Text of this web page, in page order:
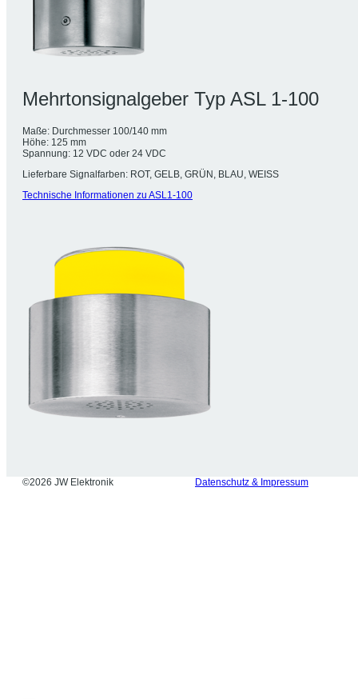
Mehrtonsignalgeber Typ ASL 1-100
Maße: Durchmesser 100/140 mm
Höhe: 125 mm
Spannung: 12 VDC oder 24 VDC
Lieferbare Signalfarben: ROT, GELB, GRÜN, BLAU, WEISS
Technische Informationen zu ASL1-100
©2026 JW Elektronik Datenschutz & Impressum